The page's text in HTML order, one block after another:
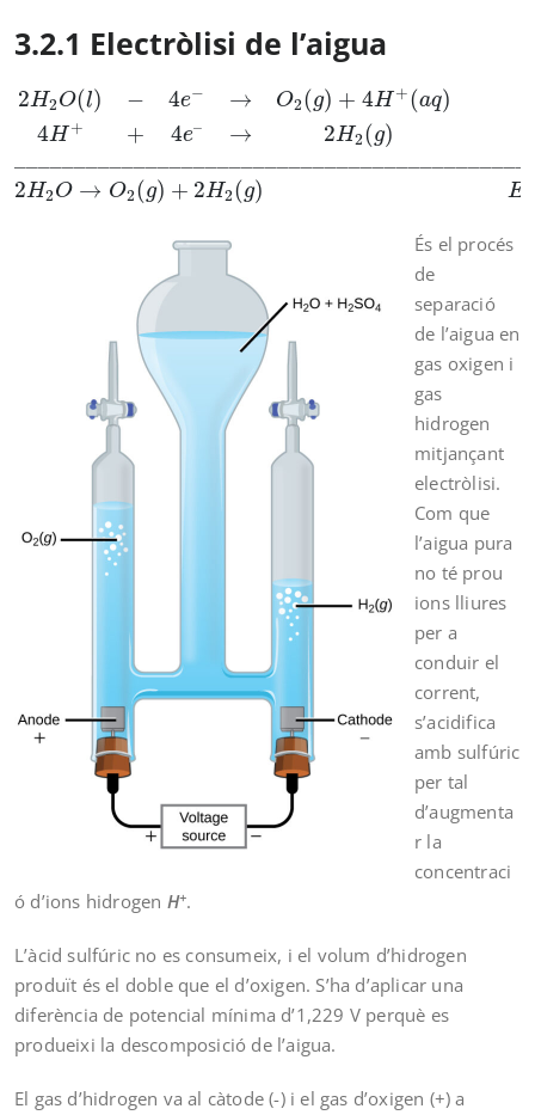
3.2.1 Electròlisi de l’aigua
2H2O(l) − 4e− → O2(g) + 4H +(aq)
4H + + 4e– → 2H2(g)
2H2O → O2(g) + 2H2(g) E
2H2 O(l)− →O 2 +( aq ) 0 =-1,229v(
És el procés
de
separació
de l’aigua en
gas oxigen i
gas
hidrogen
mitjançant
electròlisi.
Com que
l’aigua pura
no té prou
ions lliures
per a
conduir el
corrent,
s’acidifica
amb sulfúric
per tal
d’augmenta
r la
concentraci
ó d’ions hidrogen H+.
L’àcid sulfúric no es consumeix, i el volum d’hidrogen
produït és el doble que el d’oxigen. S’ha d’aplicar una
diferència de potencial mínima d’1,229 V perquè es
produeixi la descomposició de l’aigua.
El gas d’hidrogen va al càtode (-) i el gas d’oxigen (+) a